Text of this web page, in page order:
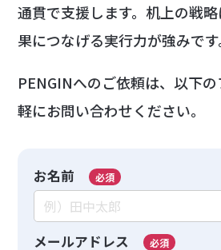
通貫で支援します。机上の戦
果につなげる実行力が強みです
PENGINへのご依頼は、以下
軽にお問い合わせください。
お名前 必須
メールアドレス 必須